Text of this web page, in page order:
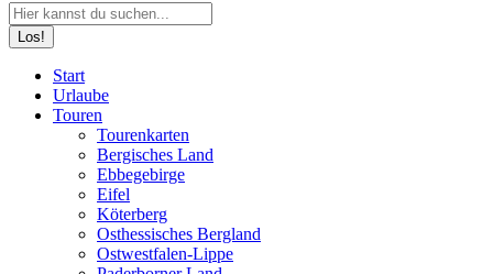
Search:
page
opens
page
opens
page
opens
Start
Urlaube
Touren
Tourenkarten
Bergisches Land
Ebbegebirge
Eifel
Köterberg
Osthessisches Bergland
Ostwestfalen-Lippe